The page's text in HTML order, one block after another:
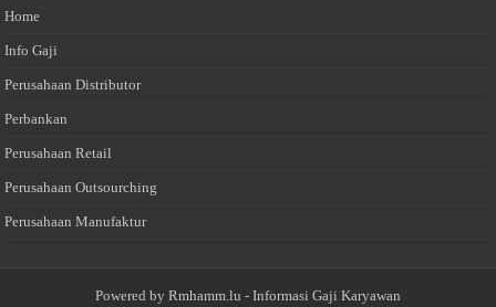
Home
Info Gaji
Perusahaan Distributor
Perbankan
Perusahaan Retail
Perusahaan Outsourching
Perusahaan Manufaktur
Powered by Rmhamm.lu - Informasi Gaji Karyawan